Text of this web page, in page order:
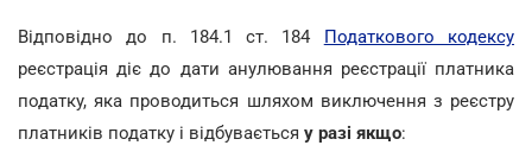
Відповідно до п. 184.1 ст. 184 Податкового кодексу
реєстрація діє до дати анулювання реєстрації платника
податку, яка проводиться шляхом виключення з реєстру
платників податку і відбувається у разі якщо: